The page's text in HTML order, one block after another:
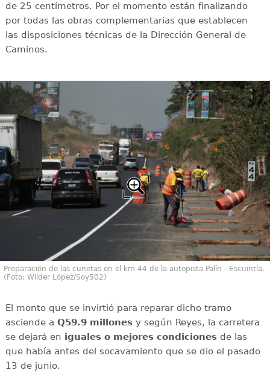
de 25 centímetros. Por el momento están finalizando
por todas las obras complementarias que establecen
las disposiciones técnicas de la Dirección General de
Caminos.
Preparación de las cunetas en el km 44 de la autopista Palín - Escuintla.
(Foto: Wilder López/Soy502)
El monto que se invirtió para reparar dicho tramo
asciende a Q59.9 millonesy según Reyes, la carretera
se dejará en iguales o mejores condicionesde las
que había antes del socavamiento que se dio el pasado
13 de junio.